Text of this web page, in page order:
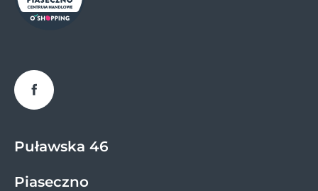
Puławska 46
Piaseczno
Facebook